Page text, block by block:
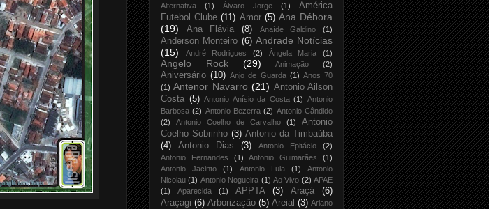
Alternativa
(1) Álvaro Jorge (1)
América
Futebol Clube (11) Amor (5) Ana Débora
(19)
Ana Flávia (8) Anaíde Galdino (1)
Anderson Monteiro (6) Andrade Notícias
(15)
André Rodrigues (2) Ângela Maria (1)
Angelo Rock (29) Animação (2)
Aniversário (10) Anjo de Guarda (1) Anos 70
(1) Antenor Navarro (21) Antonio Ailson
Costa (5) Antonio Anísio da Costa (1) Antonio
Barbosa (2) Antonio Bezerra (2) Antonio Cândido
(2)
Antonio Coelho de Carvalho (1)
Antonio
Coelho Sobrinho (3) Antonio da Timbaúba
(4)
Antonio Dias (3) Antonio Epitácio
(2)
Antonio Fernandes
(1) Antonio Guimarães
(1)
Antonio Jacinto
(1) Antonio Lula (1)
Antonio
Nicolau (1) Antonio Nogueira (1) Ao Vivo (2) APAE
(1)
Aparecida (1) APPTA (3) Araçá
(6)
Araçagi (6) Arborização (5) Areial (3) Ariano